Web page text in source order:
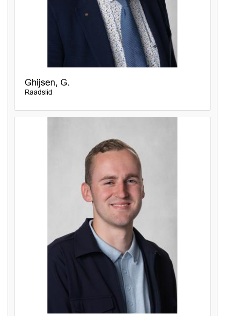
Ghijsen, G.
Raadslid